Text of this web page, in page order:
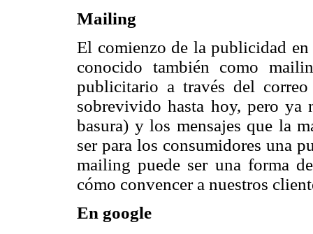
Mailing
El comienzo de la publicidad
conocido también como
publicitario a través del
sobrevivido hasta hoy, pero ya
basura) y los mensajes que la
ser para los consumidores una
mailing puede ser una forma
cómo convencer a nuestros
En google